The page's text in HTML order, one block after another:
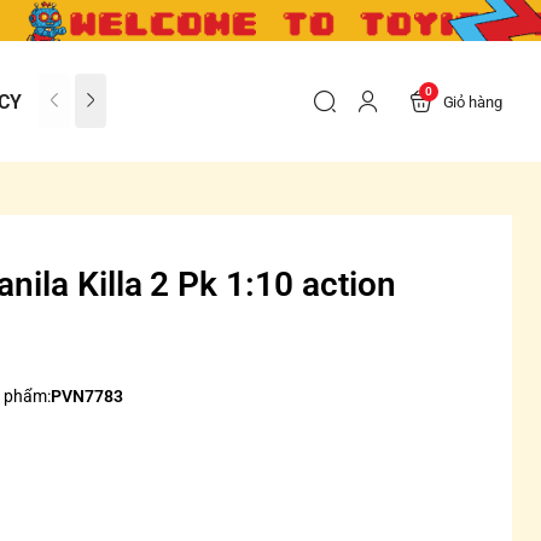
CONTACT US 0
Giỏ hàng
Killa 2 Pk 1:10 action
phẩm:PVN7783